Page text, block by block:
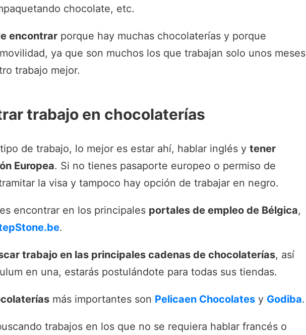
chocolate, etc.
encontrar porque hay muchas chocolaterías y porque
ya que son muchos los que trabajan solo unos meses
trabajo mejor.
trabajo en chocolaterías
de trabajo, lo mejor es estar ahí, hablar inglés y tener
Europea. Si no tienes pasaporte europeo o permiso de
la visa y tampoco hay opción de trabajar en negro.
encontrar en los principales portales de empleo de Bélgica,
.
trabajo en las principales cadenas de chocolaterías, así
en una, estarás postulándote para todas sus tiendas.
más importantes son Pelicaen Chocolates y Godiba.
trabajos en los que no se requiera hablar francés o